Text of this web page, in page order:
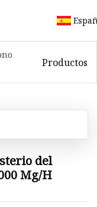
Productos
del
Mg/H